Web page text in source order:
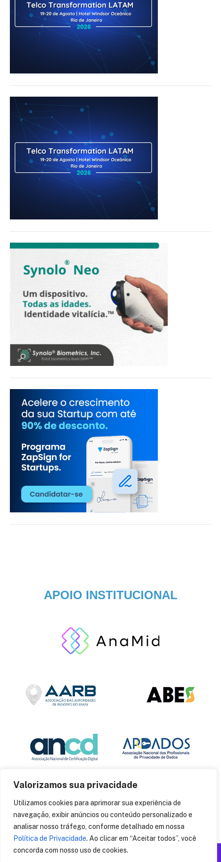
Valorizamos sua privacidade
Utilizamos cookies para aprimorar sua experiência de
navegação, exibir anúncios ou conteúdo personalizado e
analisar nosso tráfego, conforme detalhado em nossa
Política de Privacidade. Ao clicar em “Aceitar todos”, você
concorda com nosso uso de cookies.
APOIO INSTITUCIONAL